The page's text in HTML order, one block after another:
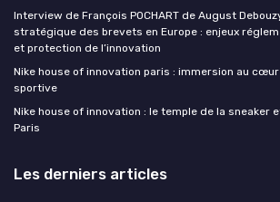
Interview de François POCHART de August
stratégique des brevets en Europe : enjeux
et protection de l’innovation
Nike house of innovation paris : immersion au
sportive
Nike house of innovation : le temple de la sneaker
Paris
Les derniers articles